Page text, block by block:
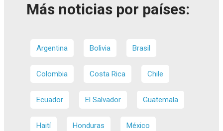
Más noticias por países:
Argentina Bolivia Brasil
Colombia Costa Rica Chile
Ecuador El Salvador Guatemala
Haití Honduras México